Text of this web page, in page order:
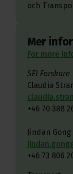
och
Mer
For more
SEI Forskare
Claudia
+46 70 388
Jindan
+46 73 806